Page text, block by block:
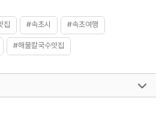
집 #속초시 #속초여행
#해물칼국수맛집